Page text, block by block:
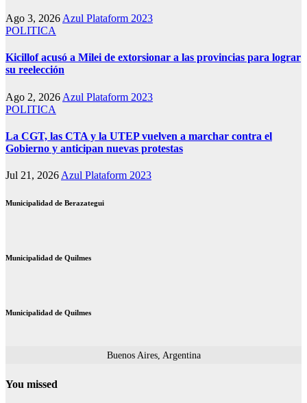
Ago 3, 2026 Azul Plataform 2023
POLITICA
Kicillof acusó a Milei de extorsionar a las provincias para lograr
su reelección
Ago 2, 2026 Azul Plataform 2023
POLITICA
La CGT, las CTA y la UTEP vuelven a marchar contra el
Gobierno y anticipan nuevas protestas
Jul 21, 2026 Azul Plataform 2023
Municipalidad de Berazategui
Municipalidad de Quilmes
Municipalidad de Quilmes
Buenos Aires, Argentina
You missed